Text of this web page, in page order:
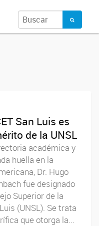
San Luis es
de la UNSL
académica y
huella en la
Dr. Hugo
fue designado
Superior de la
(UNSL). Se trata
que otorga la...